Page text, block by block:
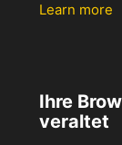
Learn more
Ihre
veraltet